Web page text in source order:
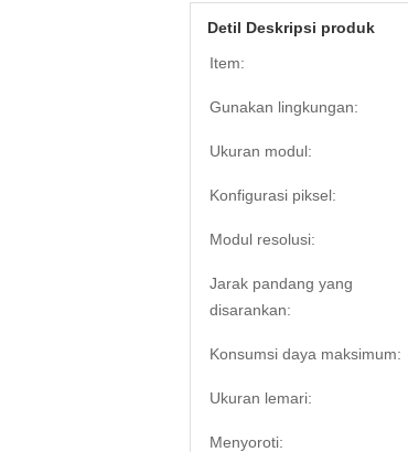
Detil Deskripsi produk
Item:
Gunakan lingkungan:
Ukuran modul:
Konfigurasi piksel:
Modul resolusi:
Jarak pandang yang
disarankan:
Konsumsi daya maksimum:
Ukuran lemari:
Menyoroti: